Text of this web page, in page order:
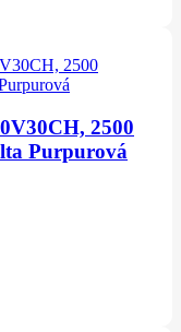
2500
Purpurová